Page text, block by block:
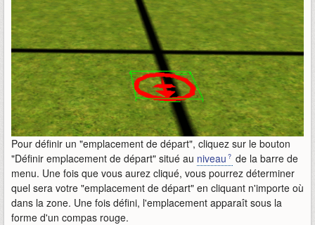
Pour définir un "emplacement de départ", cliquez sur le bouton
"Définir emplacement de départ" situé au niveau
de la barre de
menu. Une fois que vous aurez cliqué, vous pourrez déterminer
quel sera votre "emplacement de départ" en cliquant n'importe où
dans la zone. Une fois défini, l'emplacement apparaît sous la
forme d'un compas rouge.